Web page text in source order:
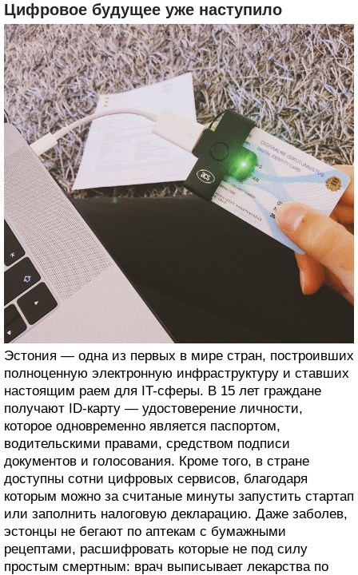
Цифровое будущее уже наступило
Эстония — одна из первых в мире стран, построивших
полноценную электронную инфраструктуру и ставших
настоящим раем для IT-сферы. В 15 лет граждане
получают ID-карту — удостоверение личности,
которое одновременно является паспортом,
водительскими правами, средством подписи
документов и голосования. Кроме того, в стране
доступны сотни цифровых сервисов, благодаря
которым можно за считаные минуты запустить стартап
или заполнить налоговую декларацию. Даже заболев,
эстонцы не бегают по аптекам с бумажными
рецептами, расшифровать которые не под силу
простым смертным: врач выписывает лекарства по